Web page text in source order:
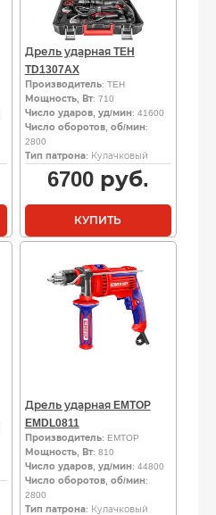
Дрель ударная TEH
TD1307AX
Производитель: TEH
Мощность, Вт: 710
Число ударов, уд/мин: 41600
Число оборотов, об/мин:
2800
Тип патрона: Кулачковый
6700руб.
КУПИТЬ
Дрель ударная EMTOP
EMDL0811
Производитель: EMTOP
Мощность, Вт: 810
Число ударов, уд/мин: 44800
Число оборотов, об/мин:
2800
Тип патрона: Кулачковый